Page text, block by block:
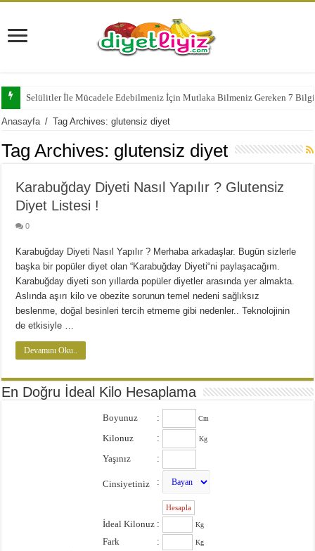
Selülitler İle Mücadele Edebilmeniz İçin Mutlaka Bilmeniz Gereken 7 Bilgi
Anasayfa / Tag Archives: glutensiz diyet
Tag Archives: glutensiz diyet
Karabuğday Diyeti Nasıl Yapılır ? Glutensiz
Diyet Listesi !
0
Karabuğday Diyeti Nasıl Yapılır ? Merhaba arkadaşlar. Bugün sizlerle
başka bir popüler diyet olan “Karabuğday Diyeti“ni paylaşacağım.
Karabuğday diyeti son yıllarda popüler diyetler arasında yer almakta.
Aslında aşırı kilo ve obezite sorunun temel nedeni sağlıksız
beslenme, doğal besinleri tercih etmeme gibi nedenler.. Teknolojinin
de etkisiyle …
Devamını Oku..
En Doğru İdeal Kilo Hesaplama
Boyunuz : Cm
Kilonuz : Kg
Yaşınız :
Cinsiyetiniz :
İdeal Kilonuz : Kg
Fark : Kg